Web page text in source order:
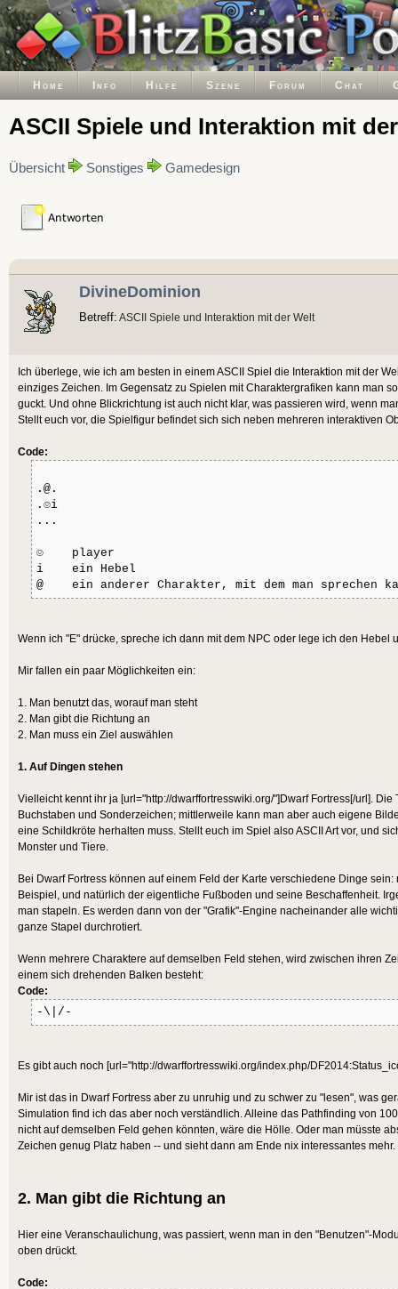
Home Info Hilfe Szene Forum Chat
ASCII Spiele und Interaktion mit
Übersicht Sonstiges Gamedesign
DivineDominion
Betreff: ASCII Spiele und Interaktion mit der Welt
Ich überlege, wie ich am besten in einem ASCII Spiel die Interaktion mit der
einziges Zeichen. Im Gegensatz zu Spielen mit Charaktergrafiken kann man
guckt. Und ohne Blickrichtung ist auch nicht klar, was passieren wird, wenn
Stellt euch vor, die Spielfigur befindet sich sich neben mehreren interaktiven
Code:
.@.
.☺i
...
☺ player
i ein Hebel
@ ein anderer Charakter, mit dem man sprechen
Wenn ich "E" drücke, spreche ich dann mit dem NPC oder lege ich den Hebel
Mir fallen ein paar Möglichkeiten ein:
1. Man benutzt das, worauf man steht
2. Man gibt die Richtung an
2. Man muss ein Ziel auswählen
1. Auf Dingen stehen
Vielleicht kennt ihr ja [url="http://dwarffortresswiki.org/"]Dwarf Fortress[/url].
Buchstaben und Sonderzeichen; mittlerweile kann man aber auch eigene
eine Schildkröte herhalten muss. Stellt euch im Spiel also ASCII Art vor, und
Monster und Tiere.
Bei Dwarf Fortress können auf einem Feld der Karte verschiedene Dinge
Beispiel, und natürlich der eigentliche Fußboden und seine Beschaffenheit.
man stapeln. Es werden dann von der "Grafik"-Engine nacheinander alle
ganze Stapel durchrotiert.
Wenn mehrere Charaktere auf demselben Feld stehen, wird zwischen ihren
einem sich drehenden Balken besteht:
Code:
-\|/-
Es gibt auch noch [url="http://dwarffortresswiki.org/index.php/
Mir ist das in Dwarf Fortress aber zu unruhig und zu schwer zu "lesen", was
Simulation find ich das aber noch verständlich. Alleine das Pathfinding von
nicht auf demselben Feld gehen könnten, wäre die Hölle. Oder man müsste
Zeichen genug Platz haben -- und sieht dann am Ende nix interessantes mehr.
2. Man gibt die Richtung an
Hier eine Veranschaulichung, was passiert, wenn man in den "Benutzen"-
oben drückt.
Code: